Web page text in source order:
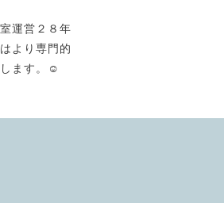
運営２８年
より専門的
します。☺️